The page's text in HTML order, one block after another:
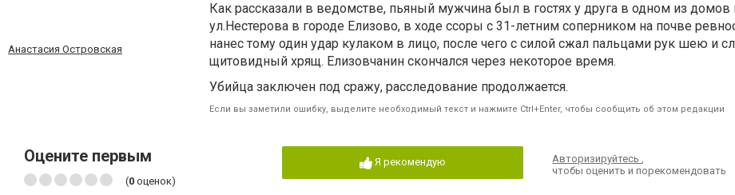
Анастасия Островская
Как рассказали в ведомстве, пьяный мужчина был в гостях у друга в одном из домов
ул.Нестерова в городе Елизово, в ходе ссоры с 31-летним соперником на почве
нанес тому один удар кулаком в лицо, после чего с силой сжал пальцами рук шею и
щитовидный хрящ. Елизовчанин скончался через некоторое время.
Убийца заключен под сражу, расследование продолжается.
Если вы заметили ошибку, выделите необходимый текст и нажмите Ctrl+Enter, чтобы сообщить об этом редакции
Оцените первым
(0 оценок)
Я рекомендую Авторизируйтесь,
чтобы оценить и порекомендовать